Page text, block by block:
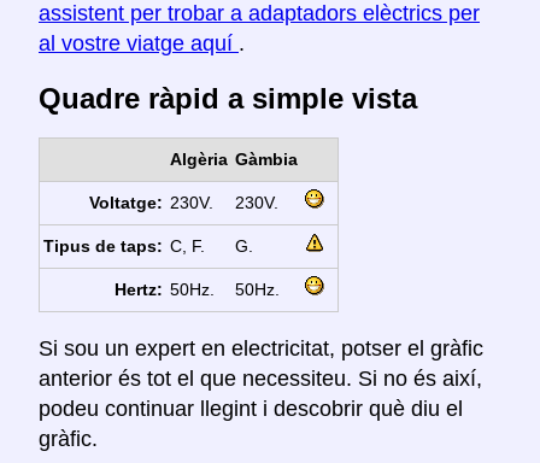
assistent per trobar a adaptadors elèctrics per
al vostre viatge aquí .
Quadre ràpid a simple vista
Algèria Gàmbia
Voltatge: 230V. 230V.
Tipus de taps: C, F. G.
Hertz: 50Hz. 50Hz.
Si sou un expert en electricitat, potser el gràfic
anterior és tot el que necessiteu. Si no és així,
podeu continuar llegint i descobrir què diu el
gràfic.